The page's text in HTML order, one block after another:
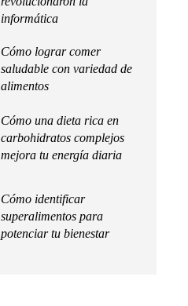
informática
Cómo lograr comer
saludable con variedad de
alimentos
Cómo una dieta rica en
carbohidratos complejos
mejora tu energía diaria
Cómo identificar
superalimentos para
potenciar tu bienestar